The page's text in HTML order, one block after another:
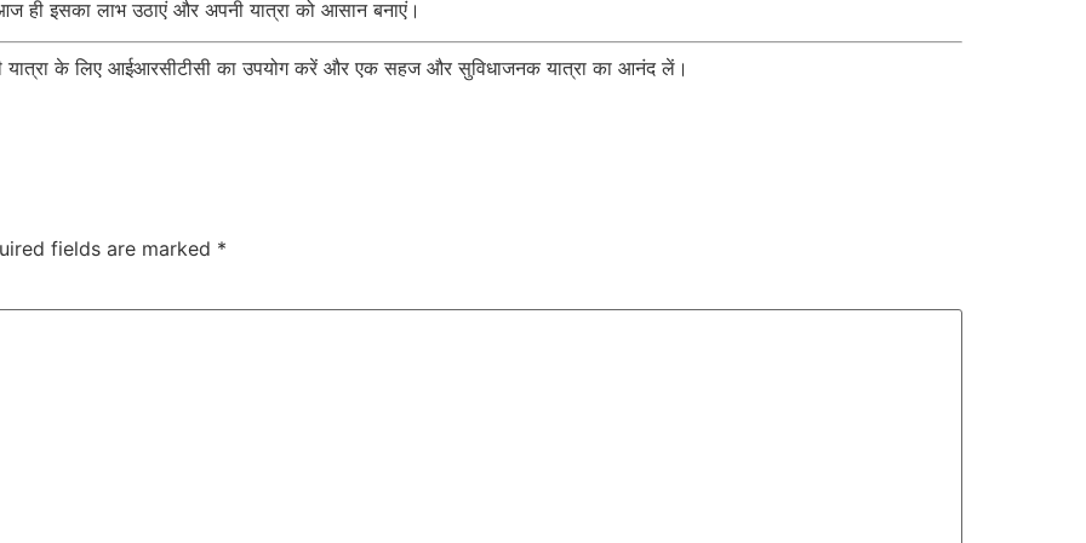
ही इसका लाभ उठाएं और अपनी यात्रा को आसान बनाएं।
यात्रा के लिए आईआरसीटीसी का उपयोग करें और एक सहज और सुविधाजनक यात्रा का आनंद लें।
fields are marked *